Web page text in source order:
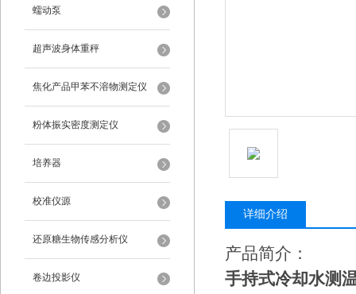
蠕动泵
超声波身体重秤
焦化产品甲苯不溶物测定仪
粉体振实密度测定仪
培养器
校准仪源
还原糖生物传感分析仪
卷边投影仪
详细介绍
产品简介：
手持式冷却水测